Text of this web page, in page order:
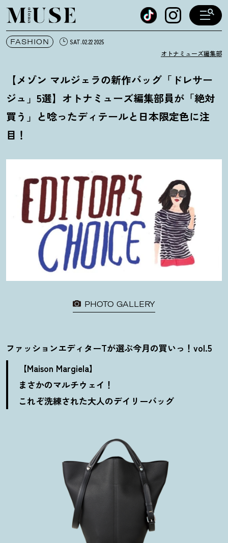
オトナミューズ ウェブ
FASHION SAT.02.22 2025
オトナミューズ編集部
【メゾン マルジェラの新作バッグ「ドレサー
ジュ」5選】オトナミューズ編集部員が「絶対
買う」と唸ったディテールと日本限定色に注
目 ！
PHOTO GALLERY
ファッションエディターTが選ぶ今月の買いっ ！ vol.5
【Maison Margiela】
まさかのマルチウェイ ！
これぞ洗練された大人のデイリーバッグ